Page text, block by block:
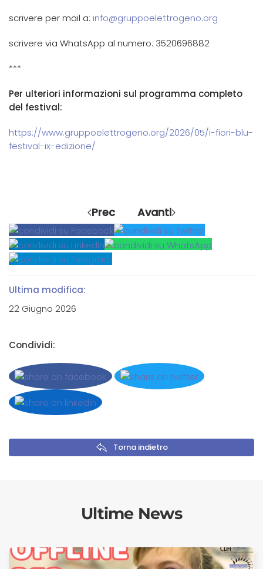
Ultima modifica:
22 Giugno 2026
Condividi:
Torna indietro
scrivere per mail a: info@gruppoelettrogeno.org
scrivere via WhatsApp al numero: 3520696882
***
Per ulteriori informazioni sul programma completo
del festival:
https://www.gruppoelettrogeno.org/2026/05/i-fiori-blu-
festival-ix-edizione/
Prec Avanti
Ultime News